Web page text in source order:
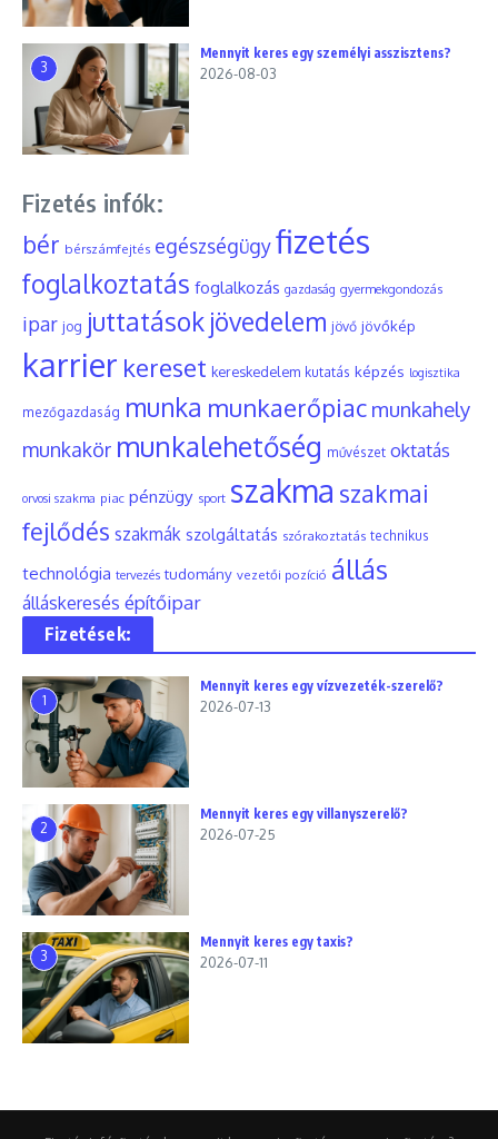
3
Mennyit keres egy személyi asszisztens?
2026-08-03
Fizetés infók:
bér bérszámfejtés egészségügyfizetés
foglalkoztatás foglalkozás gazdaság gyermekgondozás
ipar jog juttatások jövedelem jövő jövőkép
karrier kereset kereskedelem kutatás képzés logisztika
mezőgazdaság munka munkaerőpiac munkahely
munkakör munkalehetőség művészet oktatás
orvosi szakma piac pénzügy sport szakma szakmai
fejlődés szakmák szolgáltatás szórakoztatás technikus
technológia tervezés tudomány vezetői pozíció állás
álláskeresés építőipar
Fizetések:
1
Mennyit keres egy vízvezeték-szerelő?
2026-07-13
2
Mennyit keres egy villanyszerelő?
2026-07-25
3
Mennyit keres egy taxis?
2026-07-11